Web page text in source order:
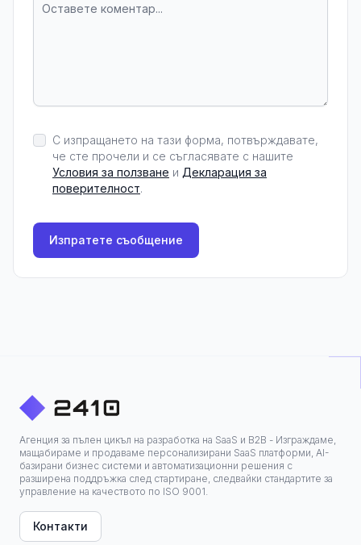
С изпращането на тази форма, потвърждавате,
че сте прочели и се съгласявате с нашите
Условия за ползване и Декларация за
поверителност.
Изпратете съобщение
Агенция за пълен цикъл на разработка на SaaS и B2B - Изграждаме,
мащабираме и продаваме персонализирани SaaS платформи, AI-
базирани бизнес системи и автоматизационни решения с
разширена поддръжка след стартиране, следвайки стандартите за
управление на качеството по ISO 9001.
Контакти